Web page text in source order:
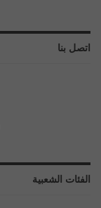
اتصل بنا
الفئات الشعبية